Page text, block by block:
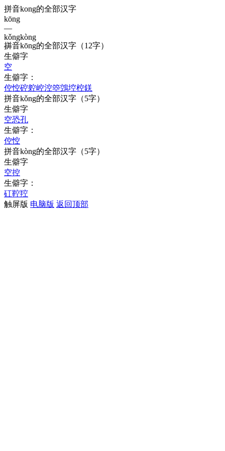
拼音kong的全部汉字
kōng
—
kǒngkòng
—
拼音kōng的全部汉字 （12字）
生僻字
空
生僻字：
倥悾硿躻崆涳箜鵼埪椌錓
拼音kǒng的全部汉字 （5字）
生僻字
空恐孔
生僻字：
倥悾
拼音kòng的全部汉字 （5字）
生僻字
空控
生僻字：
矼鞚羫
触屏版 电脑版 返回顶部